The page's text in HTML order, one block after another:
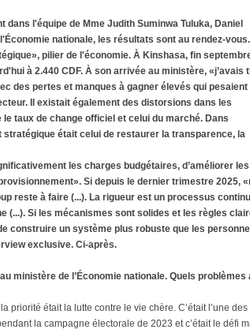
l'équipe de Mme Judith Suminwa Tuluka, Daniel
nationale, les résultats sont au rendez-vous.
pilier de l'économie. À Kinshasa, fin
à 2.440 CDF. À son arrivée au ministère, «j’avais
des pertes et manques à gagner élevés qui pesaient
Il existait également des distorsions dans les
taux de change officiel et celui du marché. Dans
stratégique était celui de restaurer la transparence, la
les charges budgétaires, d’améliorer les
Si depuis le dernier trimestre 2025,
reste à faire (...). La rigueur est un processus
(...). Si les mécanismes sont solides et les règles
construire un système plus robuste que les
exclusive. Ci-après.
ministère de l’Économie nationale. Quels problèmes
priorité était la lutte contre le vie chère. C’était l’une des
la campagne électorale de 2023 et c’était le défi